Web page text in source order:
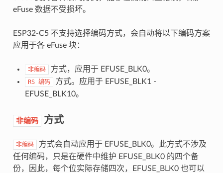
eFuse 数据不受损坏。
ESP32-C5 不支持选择编码方式，会自动将以下编码方案
应用于各 eFuse 块：
非编码 方式，应用于 EFUSE_BLK0。
RS 编码
方式。应用于 EFUSE_BLK1 -
EFUSE_BLK10。
非编码 方式
非编码
方式会自动应用于 EFUSE_BLK0。此方式不涉及
任何编码，只是在硬件中维护 EFUSE_BLK0 的四个备
份，因此，每个位实际存储四次，EFUSE_BLK0 也可以